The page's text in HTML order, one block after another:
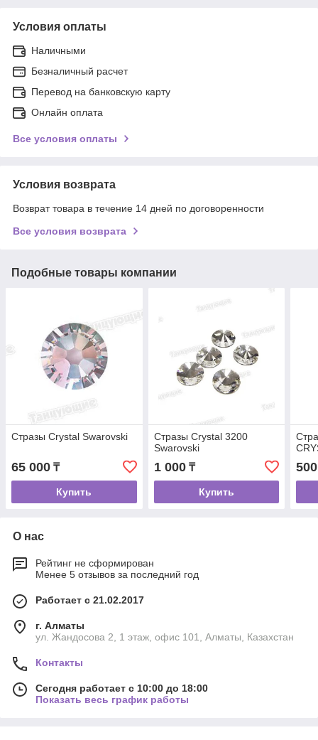
Условия оплаты
Наличными
Безналичный расчет
Перевод на банковскую карту
Онлайн оплата
Все условия оплаты
Условия возврата
Возврат товара в течение 14 дней по договоренности
Все условия возврата
Подобные товары компании
Стразы Crystal Swarovski
65 000 ₸
Купить
Стразы Crystal 3200
Swarovski
1 000₸
Купить
500
О нас
Рейтинг не сформирован
Менее 5 отзывов за последний год
Работает с 21.02.2017
г. Алматы
ул. Жандосова 2, 1 этаж, офис 101, Алматы, Казахстан
Контакты
Сегодня работает с 10:00 до 18:00
Показать весь график работы